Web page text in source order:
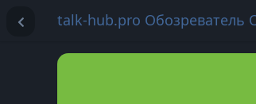
talk-hub.pro Обозреватель